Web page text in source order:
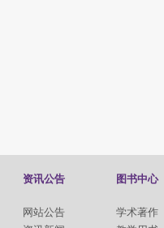
资讯公告
网站公告
图书中心
学术著作